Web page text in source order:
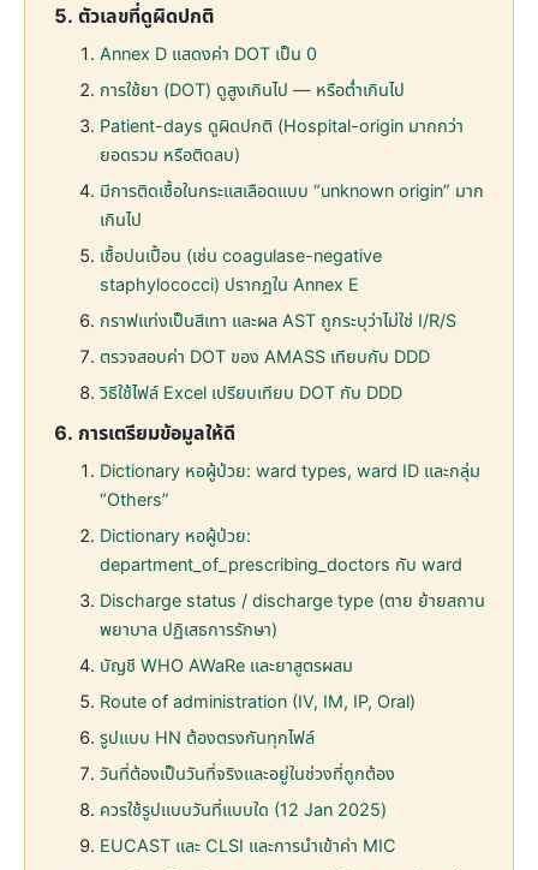
ตัวเลขที่ดูผิดปกติ
Annex D แสดงค่า DOT เป็น 0
การใช้ยา (DOT) ดูสูงเกินไป — หรือต่ำเกินไป
Patient-days ดูผิดปกติ (Hospital-origin มากกว่า
ยอดรวม หรือติดลบ)
มีการติดเชื้อในกระแสเลือดแบบ “unknown origin” มาก
เกินไป
เชื้อปนเปื้อน (เช่น coagulase-negative
staphylococci) ปรากฏใน Annex E
กราฟแท่งเป็นสีเทา และผล AST ถูกระบุว่าไม่ใช่ I/R/S
ตรวจสอบค่า DOT ของ AMASS เทียบกับ DDD
วิธีใช้ไฟล์ Excel เปรียบเทียบ DOT กับ DDD
การเตรียมข้อมูลให้ดี
Dictionary หอผู้ป่วย: ward types, ward ID และกลุ่ม
“Others”
Dictionary หอผู้ป่วย:
department_of_prescribing_doctors กับ ward
Discharge status / discharge type (ตาย ย้ายสถาน
พยาบาล ปฏิเสธการรักษา)
บัญชี WHO AWaRe และยาสูตรผสม
Route of administration (IV, IM, IP, Oral)
รูปแบบ HN ต้องตรงกันทุกไฟล์
วันที่ต้องเป็นวันที่จริงและอยู่ในช่วงที่ถูกต้อง
ควรใช้รูปแบบวันที่แบบใด (12 Jan 2025)
EUCAST และ CLSI และการนำเข้าค่า MIC